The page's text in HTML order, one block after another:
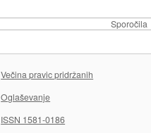
Sporočila
Večina pravic pridržanih
Oglaševanje
ISSN 1581-0186